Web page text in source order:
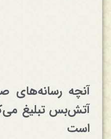
آنچه رسانه‌‌های
آتش‌‌بس تبلیغ
است